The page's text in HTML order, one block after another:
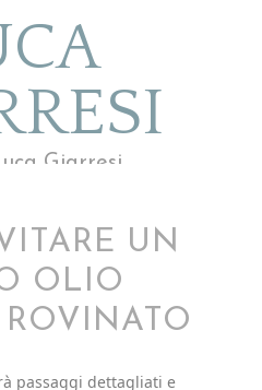
Giarresi
UN
OLIO
passaggi dettagliati e